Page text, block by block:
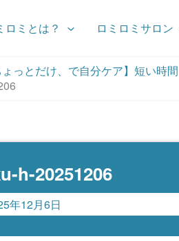
ロミとは？ ロミロミサロン
ょっとだけ、で自分ケア】短い時
h-20251206
年12月6日